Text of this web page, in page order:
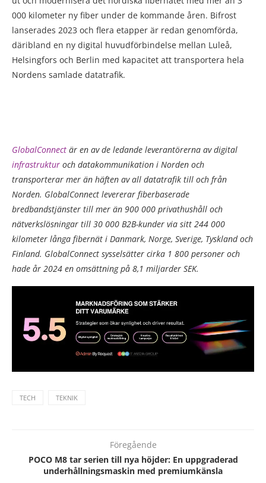
000 kilometer ny fiber under de kommande åren. Bifrost
lanserades 2023 och flera etapper är redan genomförda,
däribland en ny digital huvudförbindelse mellan Luleå,
Helsingfors och Berlin med kapacitet att transportera hela
Nordens samlade datatrafik.
GlobalConnect är en av de ledande leverantörerna av digital
infrastruktur och datakommunikation i Norden och
transporterar mer än häften av all datatrafik till och från
Norden. GlobalConnect levererar fiberbaserade
bredbandstjänster till mer än 900 000 privathushåll och
nätverkslösningar till 30 000 B2B-kunder via sitt 244 000
kilometer långa fibernät i Danmark, Norge, Sverige, Tyskland och
Finland. GlobalConnect sysselsätter cirka 1 800 personer och
hade år 2024 en omsättning på 8,1 miljarder SEK.
TECH TEKNIK
Föregående
POCO M8 tar serien till nya höjder: En uppgraderad
underhållningsmaskin med premiumkänsla